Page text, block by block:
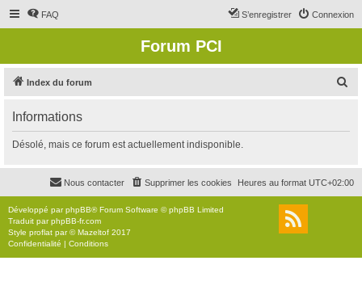
FAQ Connexion
S’enregistrer
Forum PCI
Index du forum
r
c
r
Informations
Désolé, mais ce forum est actuellement indisponible.
Heures au format UTC+02:00
Supprimer les cookies
Nous contacter
Développé parphpBB® Forum Software © phpBB Limited
Traduit parphpBB-fr.com
Style proflat par ©Mazeltof 2017
Confidentialité | Conditions